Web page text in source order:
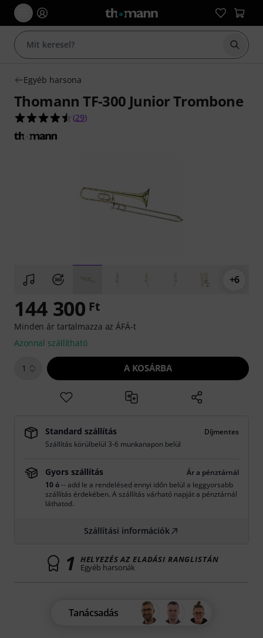
Egyéb harsona
Thomann TF-300 Junior Trombone
4.5/5 csillag, összesen 29 értékelés alapján
(29)
+6
144 300 Ft
Minden ár tartalmazza az ÁFÁ-t
Azonnal szállítható
1 A KOSÁRBA
Standard szállítás
Díjmentes
Szállítás körülbelül 3-6 munkanapon belül
Gyors szállítás
Ár a pénztárnál
10 ó-- add le a rendelésed ennyi időn belül a leggyorsabb
szállítás érdekében. A szállítás várható napját a pénztárnál
láthatod.
Szállítási információk
1 HELYEZÉS AZ ELADÁSI RANGLISTÁN
Egyéb harsonák
Tanácsadás